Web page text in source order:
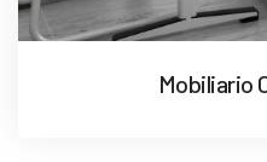
Mobiliario